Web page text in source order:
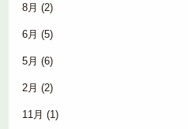
8月 (2)
6月 (5)
5月 (6)
2月 (2)
11月 (1)